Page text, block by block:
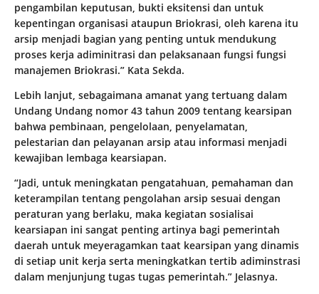
pengambilan keputusan, bukti eksitensi dan untuk
kepentingan organisasi ataupun Briokrasi, oleh karena itu
arsip menjadi bagian yang penting untuk mendukung
proses kerja adiminitrasi dan pelaksanaan fungsi fungsi
manajemen Briokrasi.” Kata Sekda.
Lebih lanjut, sebagaimana amanat yang tertuang dalam
Undang Undang nomor 43 tahun 2009 tentang kearsipan
bahwa pembinaan, pengelolaan, penyelamatan,
pelestarian dan pelayanan arsip atau informasi menjadi
kewajiban lembaga kearsiapan.
“Jadi, untuk meningkatan pengatahuan, pemahaman dan
keterampilan tentang pengolahan arsip sesuai dengan
peraturan yang berlaku, maka kegiatan sosialisai
kearsiapan ini sangat penting artinya bagi pemerintah
daerah untuk meyeragamkan taat kearsipan yang dinamis
di setiap unit kerja serta meningkatkan tertib adiminstrasi
dalam menjunjung tugas tugas pemerintah.” Jelasnya.